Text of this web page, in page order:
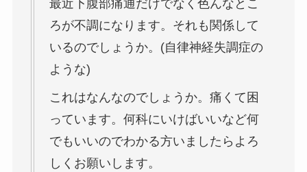
最近下腹部痛通だけでなく色んなとこ
ろが不調になります。それも関係して
いるのでしょうか。(自律神経失調症の
ような)
これはなんなのでしょうか。痛くて困
っています。何科にいけばいいなど何
でもいいのでわかる方いましたらよろ
しくお願いします。